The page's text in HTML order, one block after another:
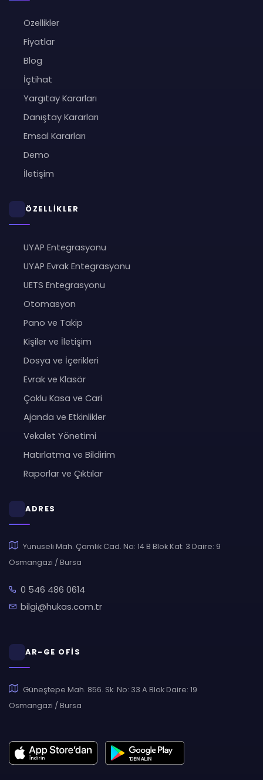
Özellikler
Fiyatlar
Blog
İçtihat
Yargıtay Kararları
Danıştay Kararları
Emsal Kararları
Demo
İletişim
ÖZELLİKLER
UYAP Entegrasyonu
UYAP Evrak Entegrasyonu
UETS Entegrasyonu
Otomasyon
Pano ve Takip
Kişiler ve İletişim
Dosya ve İçerikleri
Evrak ve Klasör
Çoklu Kasa ve Cari
Ajanda ve Etkinlikler
Vekalet Yönetimi
Hatırlatma ve Bildirim
Raporlar ve Çıktılar
ADRES
Yunuseli Mah. Çamlık Cad. No: 14 B Blok Kat: 3 Daire: 9
Osmangazi / Bursa
0 546 486 0614
bilgi@hukas.com.tr
AR-GE OFİS
Güneştepe Mah. 856. Sk. No: 33 A Blok Daire: 19
Osmangazi / Bursa